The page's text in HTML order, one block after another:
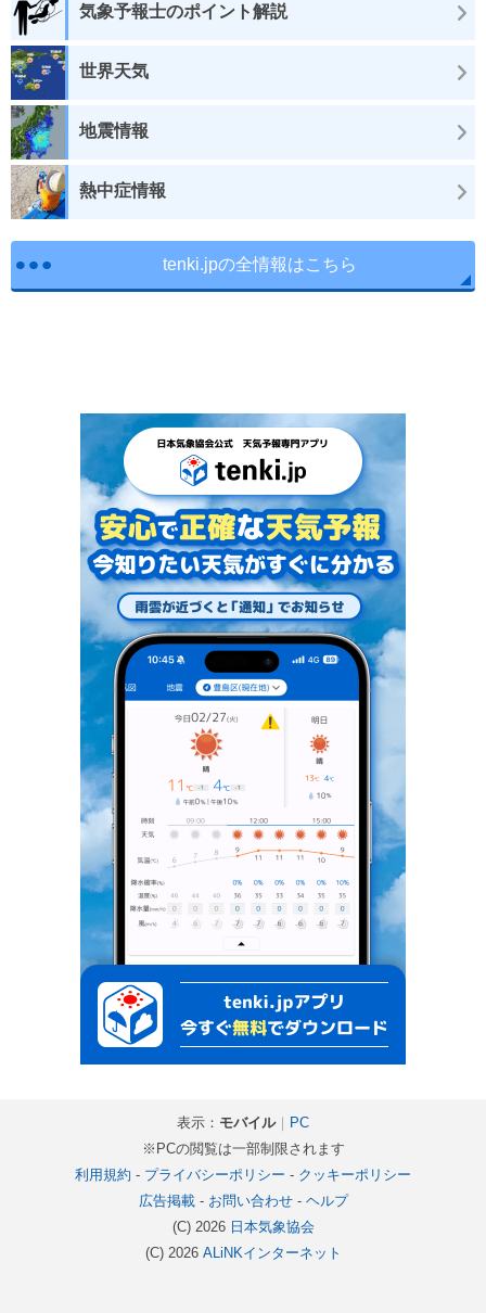
気象予報士のポイント解説
世界天気
地震情報
熱中症情報
tenki.jpの全情報はこちら
表示： モバイル｜ PC
※PCの閲覧は一部制限されます
利用規約 - プライバシーポリシー - クッキーポリシー
広告掲載- お問い合わせ- ヘルプ
(C) 2026 日本気象協会
(C) 2026 ALiNKインターネット